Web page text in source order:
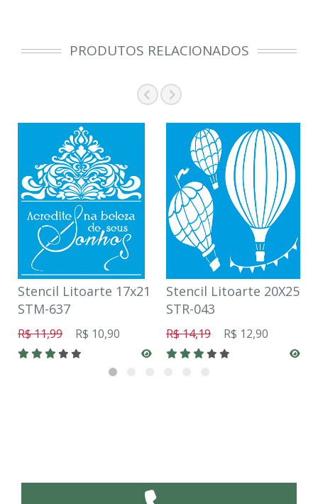
PRODUTOS RELACIONADOS
Stencil Litoarte 17x21
STM-637
R$ 11,99 R$ 10,90
Stencil Litoarte 20X25
STR-043
R$ 14,19 R$ 12,90